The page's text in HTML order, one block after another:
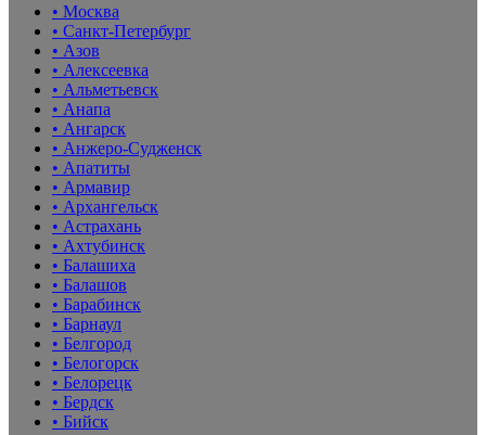
• Москва
• Санкт-Петербург
• Азов
• Алексеевка
• Альметьевск
• Анапа
• Ангарск
• Анжеро-Судженск
• Апатиты
• Армавир
• Архангельск
• Астрахань
• Ахтубинск
• Балашиха
• Балашов
• Барабинск
• Барнаул
• Белгород
• Белогорск
• Белорецк
• Бердск
• Бийск